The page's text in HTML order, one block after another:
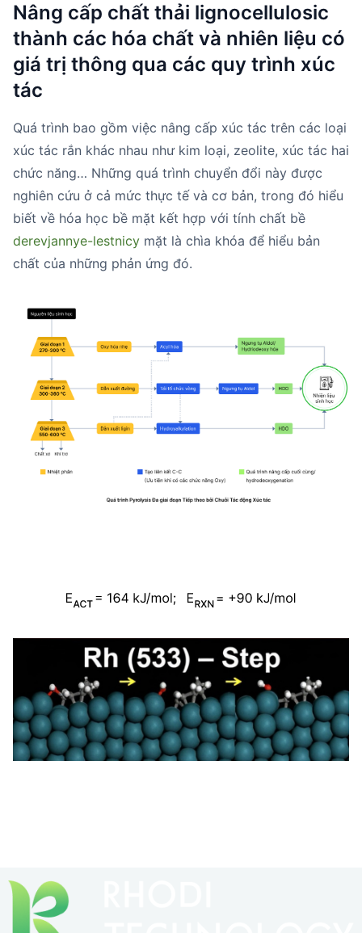
Nâng cấp chất thải lignocellulosic
thành các hóa chất và nhiên liệu có
giá trị thông qua các quy trình xúc
tác
Quá trình bao gồm việc nâng cấp xúc tác trên các loại
xúc tác rắn khác nhau như kim loại, zeolite, xúc tác hai
chức năng… Những quá trình chuyển đổi này được
nghiên cứu ở cả mức thực tế và cơ bản, trong đó hiểu
biết về hóa học bề mặt kết hợp với tính chất bề
derevjannye-lestnicy mặt là chìa khóa để hiểu bản
chất của những phản ứng đó.